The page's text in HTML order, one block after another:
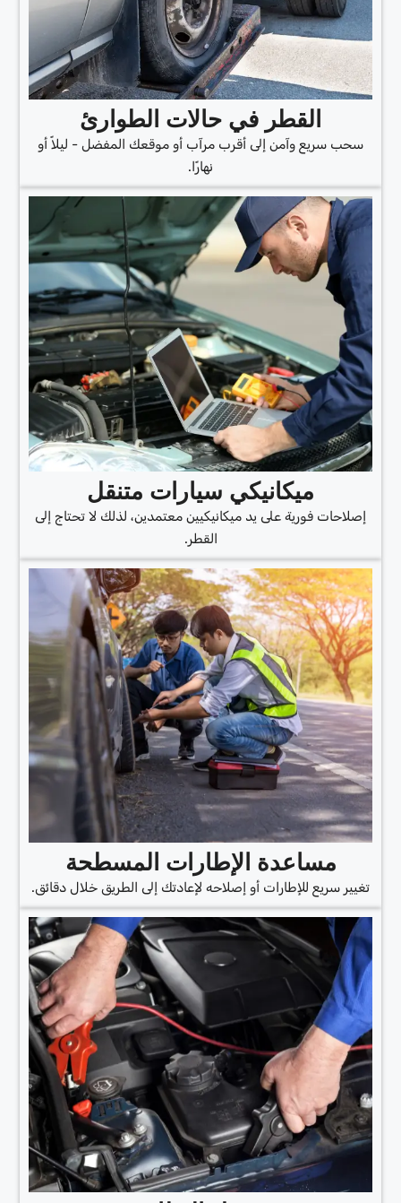
القطر في حالات الطوارئ
سحب سريع وآمن إلى أقرب مرآب أو موقعك المفضل - ليلاً أو
نهارًا.
ميكانيكي سيارات متنقل
إصلاحات فورية على يد ميكانيكيين معتمدين، لذلك لا تحتاج إلى
القطر.
مساعدة الإطارات المسطحة
تغيير سريع للإطارات أو إصلاحه لإعادتك إلى الطريق خلال دقائق.